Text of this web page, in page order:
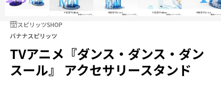
スピリッツSHOP
バナナスピリッツ
TVアニメ『ダンス・ダンス・ダン
スール』 アクセサリースタンド